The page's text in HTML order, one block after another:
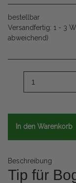
bestellbar
Versandfertig: 1 - 3
abweichend)
In den Warenkorb
Beschreibung
Tip für